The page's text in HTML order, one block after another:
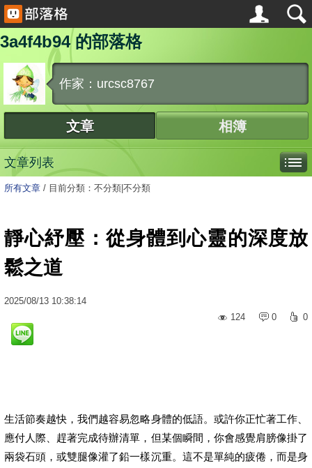
3a4f4b94 的部落格
作家：urcsc8767
文章 相簿
文章列表
所有文章 / 目前分類：不分類|不分類
靜心紓壓：從身體到心靈的深度放
鬆之道
2025/08/13 10:38:14
124
0 0
生活節奏越快，我們越容易忽略身體的低語。或許你正忙著工作、
應付人際、趕著完成待辦清單，但某個瞬間，你會感覺肩膀像掛了
兩袋石頭，或雙腿像灌了鉛一樣沉重。這不是單純的疲倦，而是身